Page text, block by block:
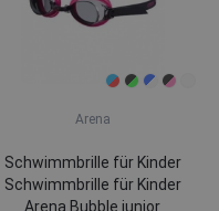
Arena
Schwimmbrille für Kinder
Schwimmbrille für Kinder
Arena Bubble junior